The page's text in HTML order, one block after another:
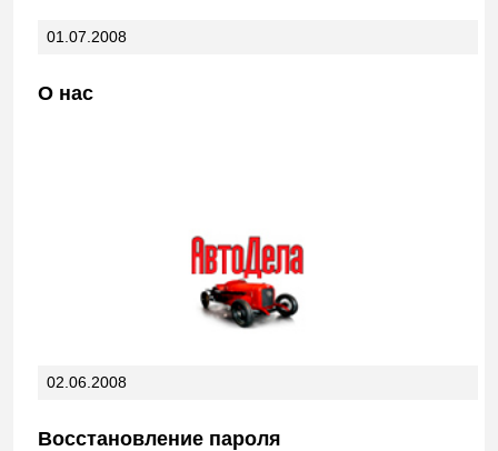
01.07.2008
О нас
02.06.2008
Восстановление пароля